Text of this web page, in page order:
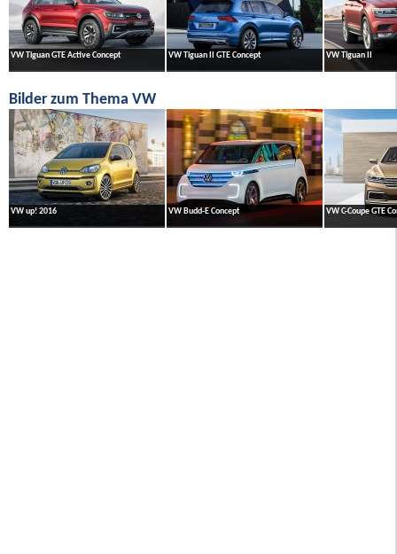
VW Tiguan GTE Active Concept VW Tiguan II GTE Concept VW Tiguan II
Bilder zum Thema VW
VW up! 2016 VW Budd-E Concept VW C-Coupe GTE